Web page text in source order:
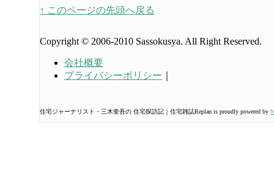
↑ このページの先頭へ戻る
Copyright © 2006-2010 Sassokusya. All Right Reserved.
会社概要
プライバシーポリシー
住宅ジャーナリスト・三木奎吾の 住宅探訪記｜住宅雑誌Replan is proudly powered by